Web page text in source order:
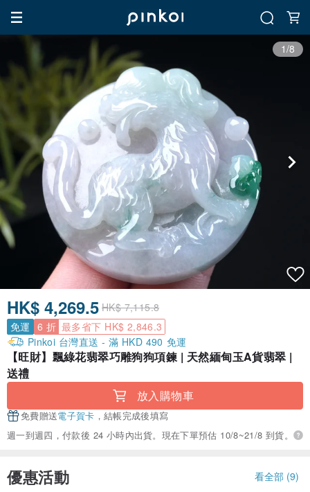
1/8
HK$ 4,269.5 HK$ 7,115.8
免運 6 折 最多省下 HK$ 2,846.3
Pinkoi 台灣直送 - 滿 HKD 490 免運
【旺財】飄綠花翡翠巧雕狗狗項鍊 | 天然緬甸玉A貨翡翠 |
送禮
放入購物車
免費贈送電子賀卡 ，結帳完成後填寫
週一到週四，付款後 24 小時內出貨。現在下單預估 10/8~21/8 到貨。
優惠活動 看全部 (9)